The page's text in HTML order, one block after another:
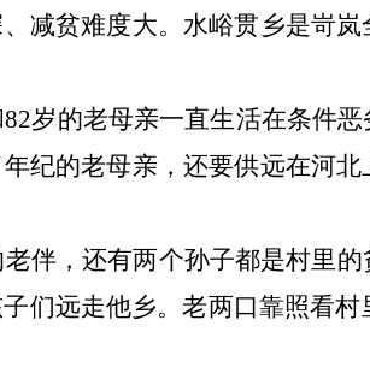
减贫难度大。水峪贯乡是岢
岁的老母亲一直生活在条件
纪的老母亲，还要供远在河
伴，还有两个孙子都是村里
们远走他乡。老两口靠照看